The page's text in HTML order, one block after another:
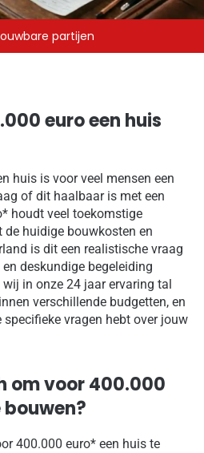
opdrachten uitgevoerd
euro een huis
huis is voor veel mensen een
of dit haalbaar is met een
houdt veel toekomstige
de huidige bouwkosten en
is dit een realistische vraag
deskundige begeleiding
in onze 24 jaar ervaring tal
verschillende budgetten, en
specifieke vragen hebt over jouw
om voor 400.000
bouwen?
400.000 euro* een huis te